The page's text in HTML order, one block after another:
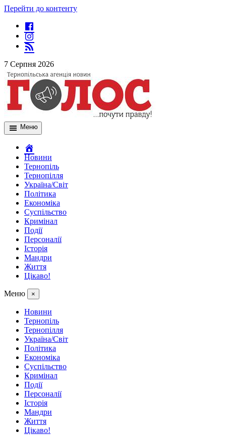
Перейти до контенту
7 Серпня 2026
Меню
Новини
Тернопіль
Тернопілля
Україна/Світ
Політика
Економіка
Суспільство
Кримінал
Події
Персоналії
Історія
Мандри
Життя
Цікаво!
Меню ×
Новини
Тернопіль
Тернопілля
Україна/Світ
Політика
Економіка
Суспільство
Кримінал
Події
Персоналії
Історія
Мандри
Життя
Цікаво!